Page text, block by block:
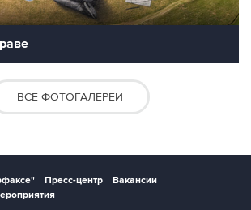
ВСЕ ФОТОГАЛЕРЕИ
Пресс-центр
Вакансии